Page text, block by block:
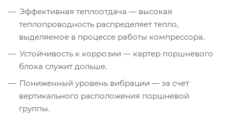
Эффективная теплоотдача — высокая
теплопроводность распределяет тепло,
выделяемое в процессе работы компрессора.
Устойчивость к коррозии — картер поршневого
блока служит дольше.
Пониженный уровень вибрации — за счет
вертикального расположения поршневой
группы.